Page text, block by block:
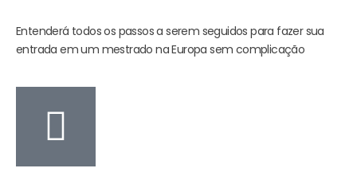
Entenderá todos os passos a serem seguidos para fazer sua
entrada em um mestrado na Europa sem complicação